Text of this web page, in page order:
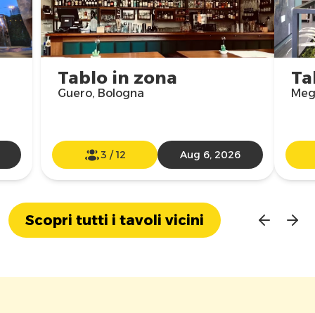
Tablo in zona
Guero, Bologna
3 /12 Aug 6, 2026
Scopri tutti i tavoli vicini